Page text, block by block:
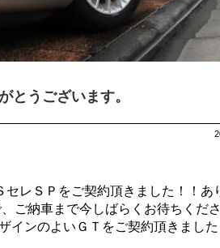
うございます。
レＳＰをご契約頂きました！！あ
ご納車まで今しばらくお待ちくだ
インのよいＧＴをご契約頂きました